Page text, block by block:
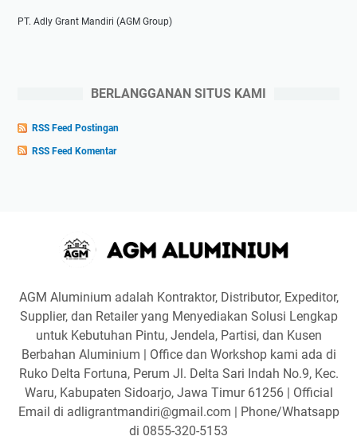
PT. Adly Grant Mandiri (AGM Group)
BERLANGGANAN SITUS KAMI
RSS Feed Postingan
RSS Feed Komentar
AGM Aluminium adalah Kontraktor, Distributor, Expeditor,
Supplier, dan Retailer yang Menyediakan Solusi Lengkap
untuk Kebutuhan Pintu, Jendela, Partisi, dan Kusen
Berbahan Aluminium | Office dan Workshop kami ada di
Ruko Delta Fortuna, Perum Jl. Delta Sari Indah No.9, Kec.
Waru, Kabupaten Sidoarjo, Jawa Timur 61256 | Official
Email di adligrantmandiri@gmail.com | Phone/Whatsapp
di 0855-320-5153